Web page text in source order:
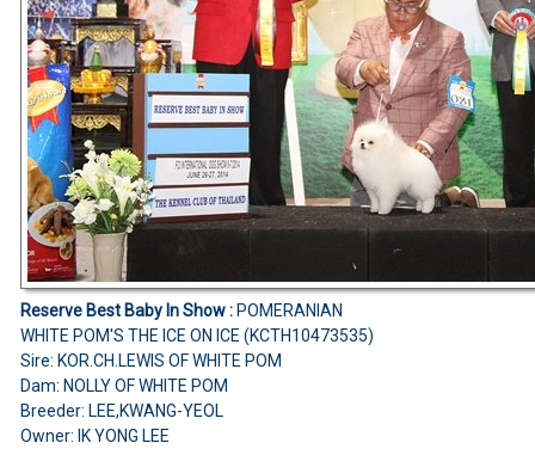
Reserve Best Baby In Show : POMERANIAN
WHITE POM'S THE ICE ON ICE (KCTH10473535)
Sire: KOR.CH.LEWIS OF WHITE POM
Dam: NOLLY OF WHITE POM
Breeder: LEE,KWANG-YEOL
Owner: IK YONG LEE